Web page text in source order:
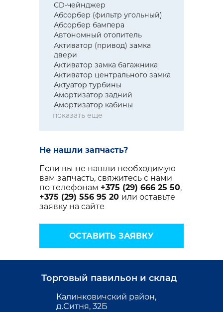
CD-чейнджер
Абсорбер (фильтр угольный)
Абсорбер бампера
Автономный отопитель
Активатор (привод) замка
двери
Активатор замка багажника
Активатор центрального замка
Актуатор турбины
Амортизатор задний
Амортизатор кабины
показать еще
Не нашли запчасть?
Если вы не нашли необходимую
вам запчасть, свяжитесь с нами
по телефонам +375 (29) 666 25 50,
+375 (29) 556 95 20 или оставьте
заявку на сайте
ОСТАВИТЬ ЗАЯВКУ
Торговый павильон и склад
Калинковичский район,
д.Ситня, 32Б